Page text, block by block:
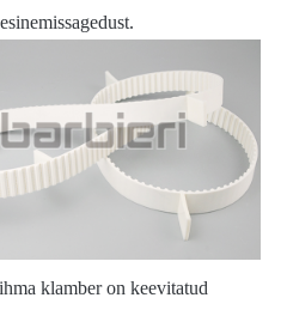
klamber on keevitatud